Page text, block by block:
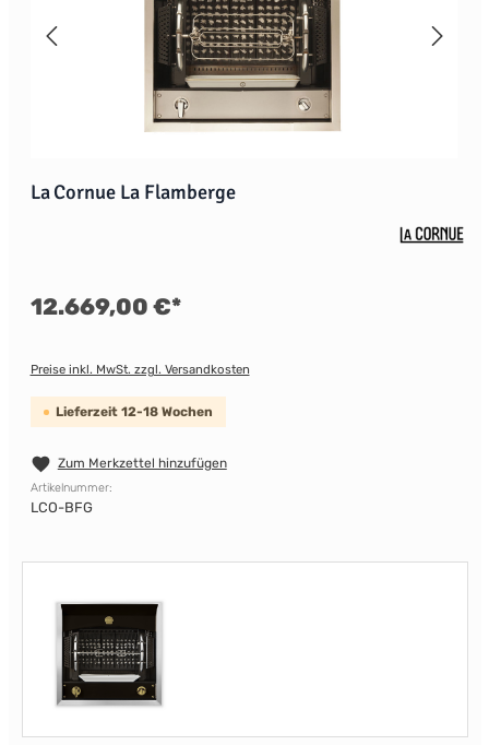
La Cornue La Flamberge
12.669,00 €*
Preise inkl. MwSt. zzgl. Versandkosten
Lieferzeit 12-18 Wochen
Zum Merkzettel hinzufügen
Artikelnummer:
LCO-BFG